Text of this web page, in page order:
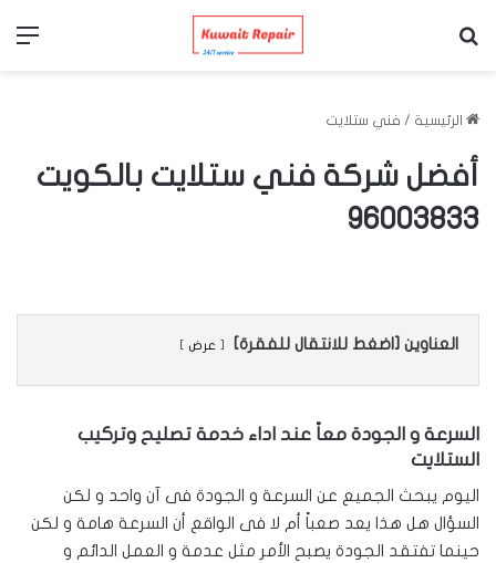
الرئيسية / فني ستلايت
أفضل شركة فني ستلايت بالكويت
96003833
العناوين [اضغط للانتقال للفقرة] عرض
السرعة و الجودة معاً عند اداء خدمة تصليح وتركيب
الستلايت
اليوم يبحث الجميع عن السرعة و الجودة فى آن واحد و لكن
السؤال هل هذا يعد صعباً أم لا فى الواقع أن السرعة هامة و لكن
حينما تفتقد الجودة يصبح الأمر مثل عدمة و العمل الدائم و